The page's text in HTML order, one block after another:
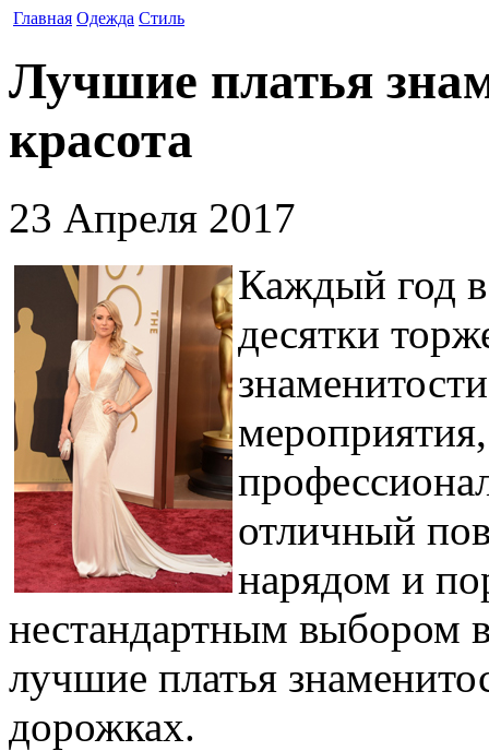
Главная Одежда Стиль
Лучшие платья
красота
23 Апреля 2017
Каждый год
десятки
отличный
нарядом и
нестандартным выбором
лучшие платья
дорожках.